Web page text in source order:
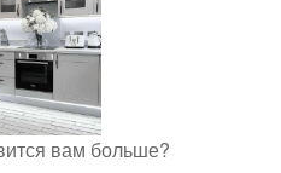
вам больше?